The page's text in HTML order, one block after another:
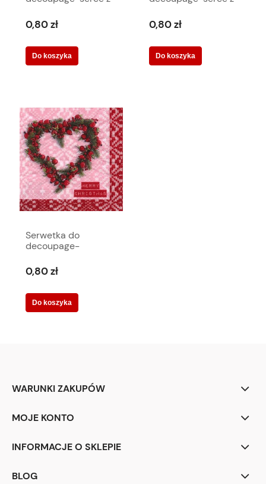
0,80 zł
Do koszyka
6045
0,80 zł
Do koszyka
Serwetka do
decoupage-
6049
0,80 zł
Do koszyka
WARUNKI ZAKUPÓW
MOJE KONTO
INFORMACJE O SKLEPIE
BLOG